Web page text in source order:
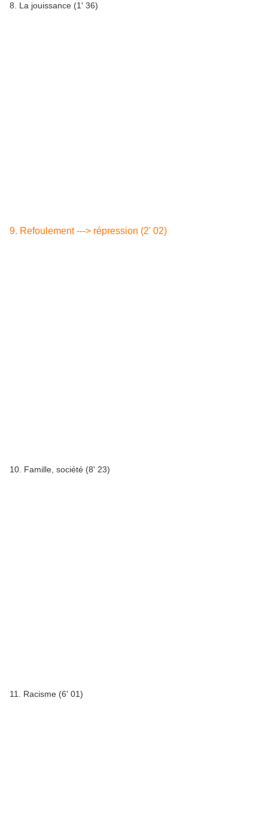
8. La jouissance (1' 36)
9. Refoulement ---> répression (2' 02)
10. Famille, société (8' 23)
11. Racisme (6' 01)